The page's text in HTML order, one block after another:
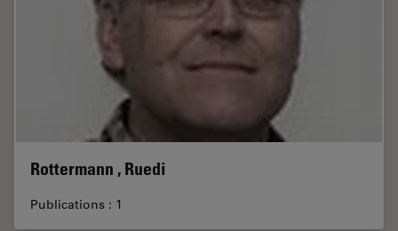
Rottermann , Ruedi
Publications : 1